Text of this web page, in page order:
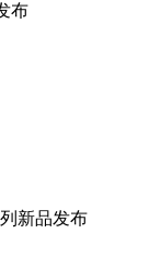
布
新品发布